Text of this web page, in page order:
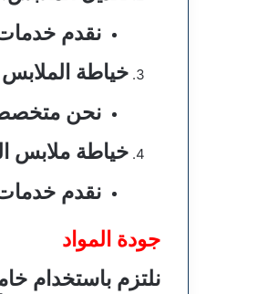
نقدم
خياطة الملابس
نحن
خياطة ملابس
نقدم
جودة المواد
نلتزم باستخدام